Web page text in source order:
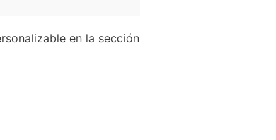
en la sección